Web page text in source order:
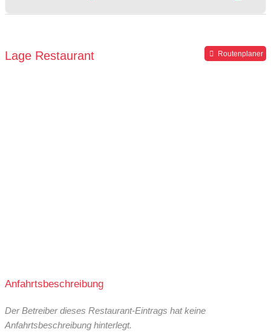
Lage Restaurant Routenplaner
Anfahrtsbeschreibung
Der Betreiber dieses Restaurant-Eintrags hat keine
Anfahrtsbeschreibung hinterlegt.